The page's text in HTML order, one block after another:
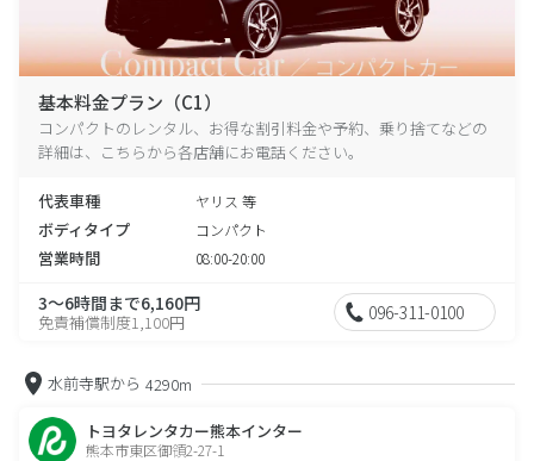
基本料金プラン（C1）
コンパクトのレンタル、お得な割引料金や予約、乗り捨てなどの
詳細は、こちらから各店舗にお電話ください。
代表車種 ヤリス 等
ボディタイプ コンパクト
営業時間 08:00-20:00
3～6時間まで6,160円
免責補償制度1,100円 096-311-0100
水前寺駅から 4290m
トヨタレンタカー熊本インター
熊本市東区御領2-27-1